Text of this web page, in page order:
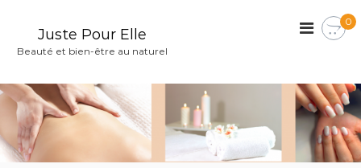
r
c
Juste Pour Elle
Beauté et bien-être au naturel
0